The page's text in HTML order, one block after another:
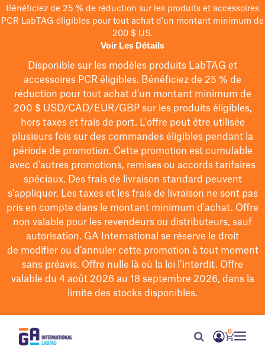
Bénéficiez de 25 % de réduction sur les produits et accessoires
PCR LabTAG éligibles pour tout achat d'un montant minimum de
200 $ US.
Voir Les Détails
Disponible sur les modèles produits LabTAG et
accessoires PCR éligibles. Bénéficiez de 25 % de
réduction pour tout achat d'un montant minimum de
200 $USD/CAD/EUR/GBPsur les produits éligibles,
hors taxes et frais de port. L'offre peut être utilisée
plusieurs fois sur des commandes éligibles pendant la
période de promotion. Cette promotion est cumulable
avec d'autres promotions, remises ou accords tarifaires
spéciaux. Des frais de livraison standard peuvent
s'appliquer. Les taxes et les frais de livraison ne sont pas
pris en compte dans le montant minimum d'achat. Offre
non valable pour les revendeurs ou distributeurs, sauf
autorisation. GA International se réserve le droit
de modifierou d’annuler cette promotion à tout moment
sans préavis. Offre nulle là où la loi l’interdit. Offre
valable du 4 août 2026 au 18 septembre 2026, dans la
limite des stocks disponibles.
0